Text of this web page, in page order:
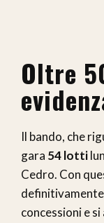
Oltre
Il bando, che
gara 54 lotti
Cedro. Con
concessioni e